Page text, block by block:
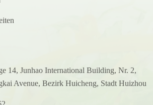
14, Junhao International Building, Nr. 2,
Avenue, Bezirk Huicheng, Stadt Huizhou